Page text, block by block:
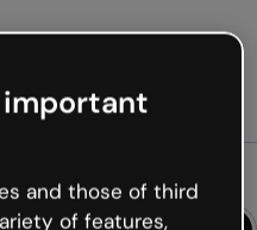
important
and those of third
of features,